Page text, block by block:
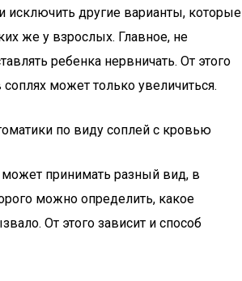
исключить другие варианты, которые
же у взрослых. Главное, не
ребенка нервничать. От этого
может только увеличиться.
по виду соплей с кровью
принимать разный вид, в
можно определить, какое
От этого зависит и способ